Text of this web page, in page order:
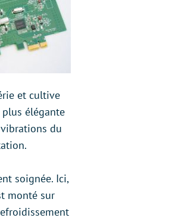
et cultive
élégante
du
soignée. Ici,
monté sur